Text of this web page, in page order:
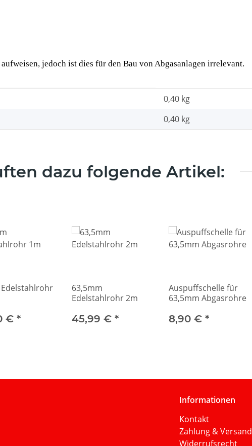
jedoch ist dies für den Bau von Abgasanlagen irrelevant.
0,40 kg
0,40 kg
dazu folgende Artikel:
€ *
63,5mm
Edelstahlrohr 2m
45,99 € *
Auspuffschelle für
63,5mm Abgasrohre
8,90 € *
Informationen
Kontakt
Zahlung & Versand
Widerrufsrecht